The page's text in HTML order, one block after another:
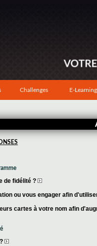
Challenges E-Learning
de fidélité ?
ou vous engager afin
cartes à votre nom afin